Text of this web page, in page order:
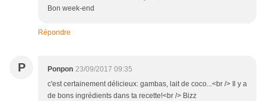
Bon week-end
Répondre
P Ponpon 23/09/2017 09:35
c'est certainement délicieux: gambas, lait de coco...<br /> Il y a
de bons ingrédients dans ta recette!<br /> Bizz